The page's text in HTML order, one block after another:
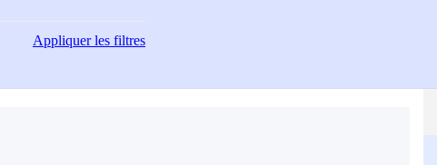
Appliquerles filtres